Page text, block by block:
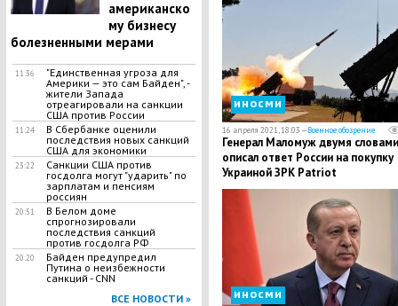
американско
му бизнесу
болезненными мерами
11:36
​"Единственная угроза для
Америки — это сам Байден", -
жители Запада
отреагировали на санкции
США против России
11:24
В Сбербанке оценили
последствия новых санкций
США для экономики
23:22
Санкции США против
госдолга могут "ударить" по
зарплатам и пенсиям
россиян
20:51
В Белом доме
спрогнозировали
последствия санкций
против госдолга РФ
20:20
Байден предупредил
Путина о неизбежности
санкций - CNN
ВСЕ НОВОСТИ »
иносми
16 апреля 2021, 18:03 —Военное обозрение
Генерал Маломуж двумя словами
описал ответ России на покупку
Украиной ЗРК Patriot
иносми